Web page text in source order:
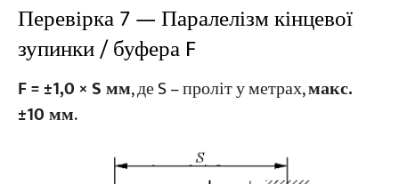
Перевірка 7 — Паралелізм кінцевої
зупинки / буфера F
F = ±1,0 × S мм, де S – проліт у метрах,макс.
±10 мм.